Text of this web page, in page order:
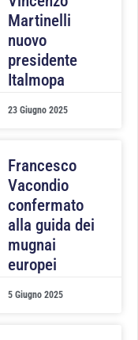
Martinelli
nuovo
presidente
Italmopa
23 Giugno 2025
Francesco
Vacondio
confermato
alla guida dei
mugnai
europei
5 Giugno 2025